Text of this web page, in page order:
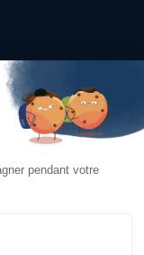
projet et du
de